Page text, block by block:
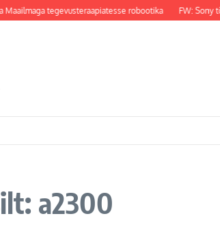
tegevusteraapiatesse robootika FW: Sony
a2300